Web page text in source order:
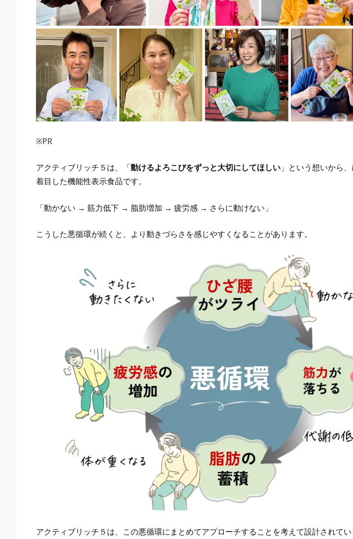
５
は
「毎
日
続
け
や
す
い
み
が
大
で
す
や
※PR
アクティブリッチ５は、「動けるよろこびをずっと大切にしてほしい 」という想いから
着目した機能性表示食品です。
「動かない → 筋力低下 → 脂肪増加 → 疲労感 → さらに動けない」
こうした悪循環が続くと、より動きづらさを感じやすくなることがあります。
アクティブリッチ５は、この悪循環にまとめてアプローチすることを考えて設計されてい